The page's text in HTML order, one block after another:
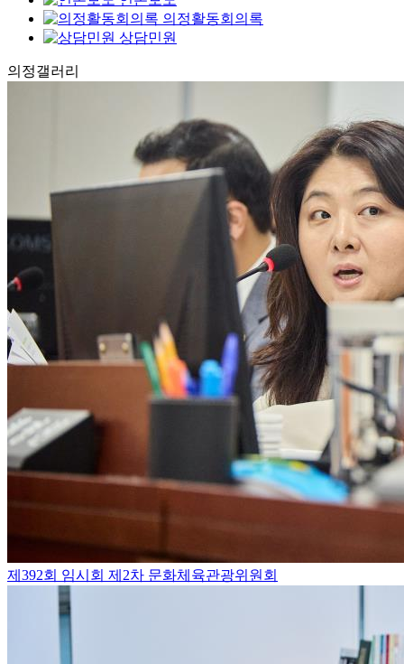
의정활동회의록
상담민원
의정갤러리
제392회 임시회 제2차 문화체육관광위원회